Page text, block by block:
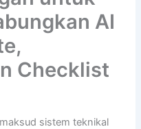
AI
Checklist
sistem teknikal